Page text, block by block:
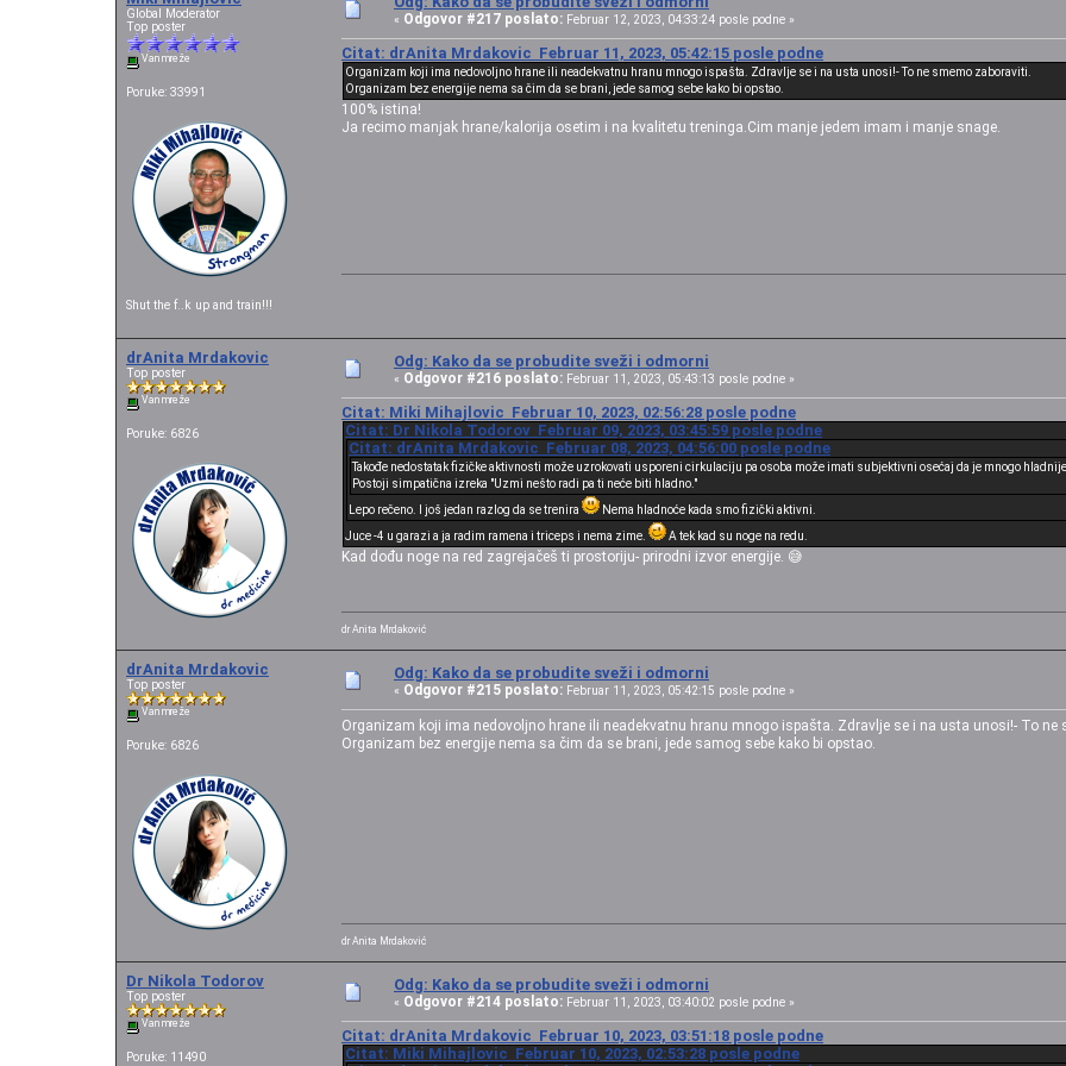
Global Moderator
Top poster
Van mreže
Poruke: 33991
Shut the f..k up and train!!!
« Odgovor #217 poslato: Februar 12, 2023, 04:33:24 posle podne »
Citat: drAnita Mrdakovic Februar 11, 2023, 05:42:15 posle podne
Organizam koji ima nedovoljno hrane ili neadekvatnu hranu mnogo ispašta. Zdravlje se i na usta unosi!- To ne smemo zaboraviti.
Organizam bez energije nema sa čim da se brani, jede samog sebe kako bi opstao.
100% istina!
Ja recimo manjak hrane/kalorija osetim i na kvalitetu treninga.Cim manje jedem imam i manje snage.
drAnita Mrdakovic
Top poster
Van mreže
Poruke: 6826
Odg: Kako da se probudite sveži i odmorni
« Odgovor #216 poslato: Februar 11, 2023, 05:43:13 posle podne »
Citat: Miki Mihajlovic Februar 10, 2023, 02:56:28 posle podne
Citat: Dr Nikola Todorov Februar 09, 2023, 03:45:59 posle podne
Citat: drAnita Mrdakovic Februar 08, 2023, 04:56:00 posle podne
Takođe nedostatak fizičke aktivnosti može uzrokovati usporeni cirkulaciju pa osoba može imati subjektivni osećaj da je mnogo hladnije.
Postoji simpatična izreka "Uzmi nešto radi pa ti neće biti hladno."
Lepo rečeno. I još jedan razlog da se trenira
Nema hladnoće kada smo fizički aktivni.
Juce -4 u garazi a ja radim ramena i triceps i nema zime.
A tek kad su noge na redu.
Kad dođu noge na red zagrejačeš ti prostoriju- prirodni izvor energije. 😅
dr Anita Mrdaković
drAnita Mrdakovic
Top poster
Van mreže
Poruke: 6826
Odg: Kako da se probudite sveži i odmorni
« Odgovor #215 poslato: Februar 11, 2023, 05:42:15 posle podne »
Organizam koji ima nedovoljno hrane ili neadekvatnu hranu mnogo ispašta. Zdravlje se i na usta unosi!- To ne
Organizam bez energije nema sa čim da se brani, jede samog sebe kako bi opstao.
dr Anita Mrdaković
Dr Nikola Todorov
Top poster
Van mreže
Poruke: 11490
Odg: Kako da se probudite sveži i odmorni
« Odgovor #214 poslato: Februar 11, 2023, 03:40:02 posle podne »
Citat: drAnita Mrdakovic Februar 10, 2023, 03:51:18 posle podne
Citat: Miki Mihajlovic Februar 10, 2023, 02:53:28 posle podne